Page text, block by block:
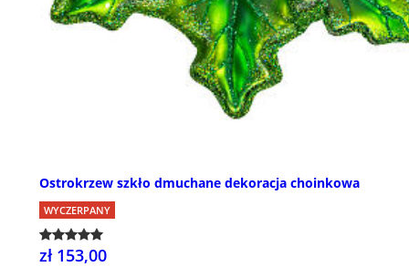
Ostrokrzew szkło dmuchane dekoracja choinkowa
WYCZERPANY
zł 153,00